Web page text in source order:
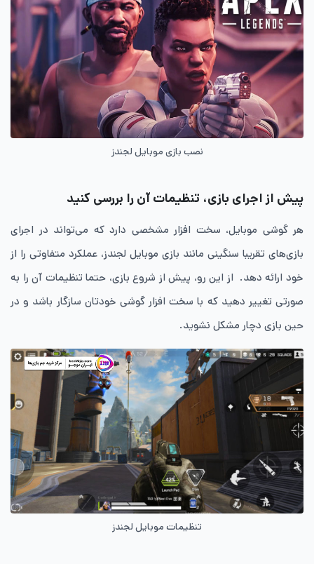
نصب بازی موبایل لجندز
پیش از اجرای بازی، تنظیمات آن را بررسی کنید
هر گوشی موبایل، سخت افزار مشخصی دارد که می‌تواند در اجرای
بازی‌های تقریبا سنگینی مانند بازی موبایل لجندز، عملکرد متفاوتی را از
خود ارائه دهد. از این رو، پیش از شروع بازی، حتما تنظیمات آن را به
صورتی تغییر دهید که با سخت افزار گوشی خودتان سازگار باشد و در
حین بازی دچار مشکل نشوید.
تنظیمات موبایل لجندز